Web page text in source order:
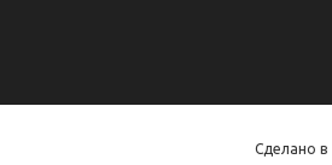
Сделано в